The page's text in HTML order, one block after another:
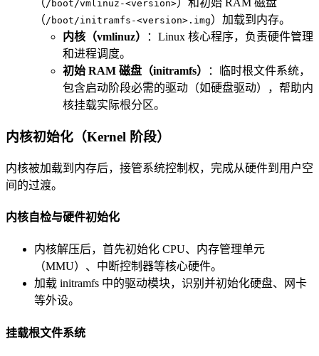
（ /boot/vmlinuz-<version>）和初始 RAM 磁盘
（ /boot/initramfs-<version>.img ）加载到内存。
内核（vmlinuz）
：Linux 核心程序，负责硬件管理
和进程调度。
初始 RAM 磁盘（initramfs）
：临时根文件系统，
包含启动阶段必需的驱动（如硬盘驱动），帮助内
核挂载实际根分区。
内核初始化（Kernel 阶段）
内核被加载到内存后，接管系统控制权，完成从硬件到用户空
间的过渡。
内核自检与硬件初始化
内核解压后，首先初始化 CPU、内存管理单元
（MMU）、中断控制器等核心硬件。
加载 initramfs 中的驱动模块，识别并初始化硬盘、网卡
等外设。
挂载根文件系统